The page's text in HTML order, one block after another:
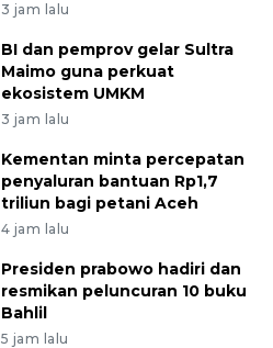
3 jam lalu
BI dan pemprov gelar Sultra
Maimo guna perkuat
ekosistem UMKM
3 jam lalu
Kementan minta percepatan
penyaluran bantuan Rp1,7
triliun bagi petani Aceh
4 jam lalu
Presiden prabowo hadiri dan
resmikan peluncuran 10 buku
Bahlil
5 jam lalu